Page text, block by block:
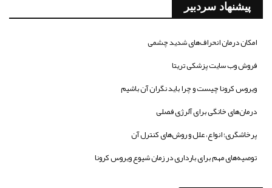
پیشنهاد سردبیر
امکان درمان انحراف‌های شدید چشمی
فروش وب سایت پزشکی تریتا
ویروس کرونا چیست و چرا باید نگران آن باشیم
درمان‌های خانگی برای آلرژی فصلی
پرخاشگری؛ انواع، علل و روش‌های کنترل آن
توصیه‌های مهم برای بارداری در زمان شیوع ویروس کرونا